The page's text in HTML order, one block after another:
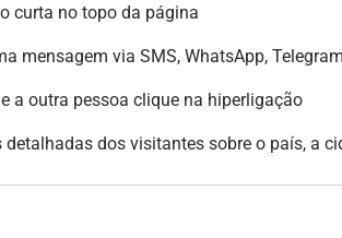
curta no topo da página
mensagem via SMS, WhatsApp,
a outra pessoa clique na hiperligação
detalhadas dos visitantes sobre o país, a